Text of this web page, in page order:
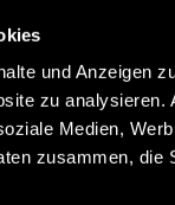
und Anzeigen
zu
Medien,
zusammen,